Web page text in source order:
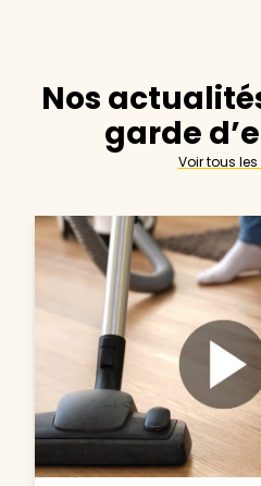
Nos
garde
Voir tous